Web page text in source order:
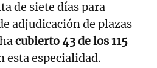
de siete días para
adjudicación de plazas
cubierto 43 de los 115
esta especialidad.